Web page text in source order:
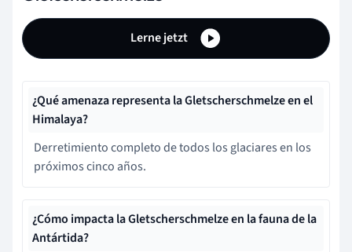
Lerne jetzt
¿Qué amenaza representa la Gletscherschmelze en el
Himalaya?
Derretimiento completo de todos los glaciares en los
próximos cinco años.
¿Cómo impacta la Gletscherschmelze en la fauna de la
Antártida?